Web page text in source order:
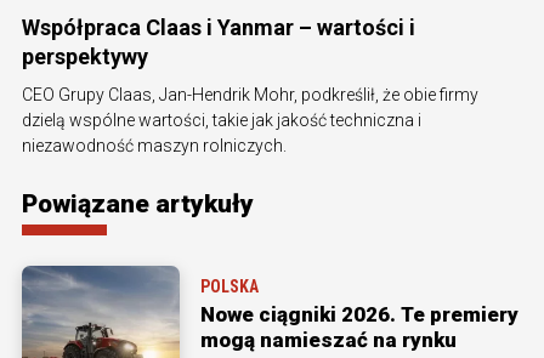
Współpraca Claas i Yanmar – wartości i
perspektywy
CEO Grupy Claas, Jan-Hendrik Mohr, podkreślił, że obie firmy
dzielą wspólne wartości, takie jak jakość techniczna i
niezawodność maszyn rolniczych.
Powiązane artykuły
POLSKA
Nowe ciągniki 2026. Te premiery
mogą namieszać na rynku